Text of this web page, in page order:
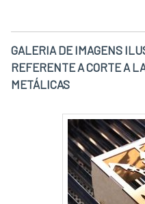
GALERIA DE IMAGENS
REFERENTE A CORTE A
METÁLICAS